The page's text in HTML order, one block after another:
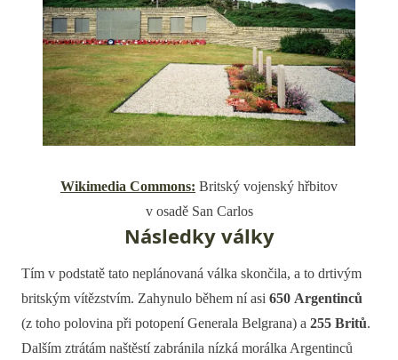
Wikimedia Commons: Britský vojenský hřbitov
v osadě San Carlos
Následky války
Tím v podstatě tato neplánovaná válka skončila, a to drtivým
britským vítězstvím. Zahynulo během ní asi 650 Argentinců
(z toho polovina při potopení Generala Belgrana) a 255 Britů.
Dalším ztrátám naštěstí zabránila nízká morálka Argentinců